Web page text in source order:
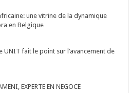
une vitrine de la dynamique
en Belgique
UNIT fait le point sur l’avancement de
EXPERTE EN NEGOCE